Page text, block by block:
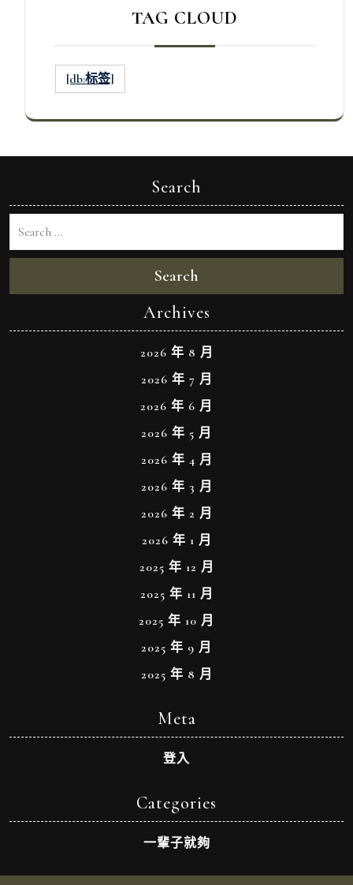
TAG CLOUD
[db:标签]
Search
Search
Archives
2026 年 8 月
2026 年 7 月
2026 年 6 月
2026 年 5 月
2026 年 4 月
2026 年 3 月
2026 年 2 月
2026 年 1 月
2025 年 12 月
2025 年 11 月
2025 年 10 月
2025 年 9 月
2025 年 8 月
Meta
登入
Categories
一輩子就夠